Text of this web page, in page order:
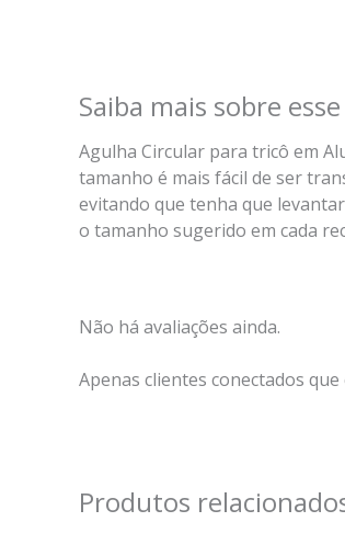
Saiba mais sobre
Agulha Circular para tricô em
tamanho é mais fácil de ser
evitando que tenha que
o tamanho sugerido em cada
Não há avaliações ainda.
Apenas clientes conectados
Produtos